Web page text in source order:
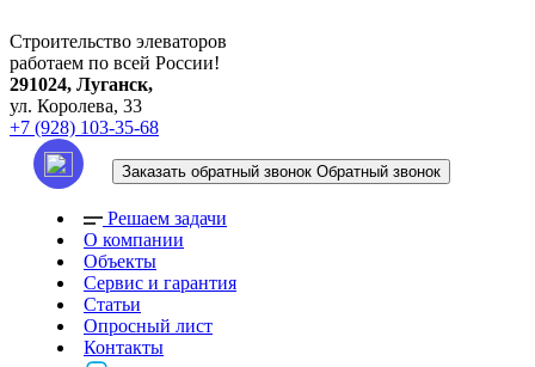
Строительство элеваторов
работаем по всей России!
291024, Луганск,
ул. Королева, 33
+7 (928) 103-35-68
Заказать обратный звонок Обратный звонок
Решаем задачи
О компании
Объекты
Сервис и гарантия
Статьи
Опросный лист
Контакты